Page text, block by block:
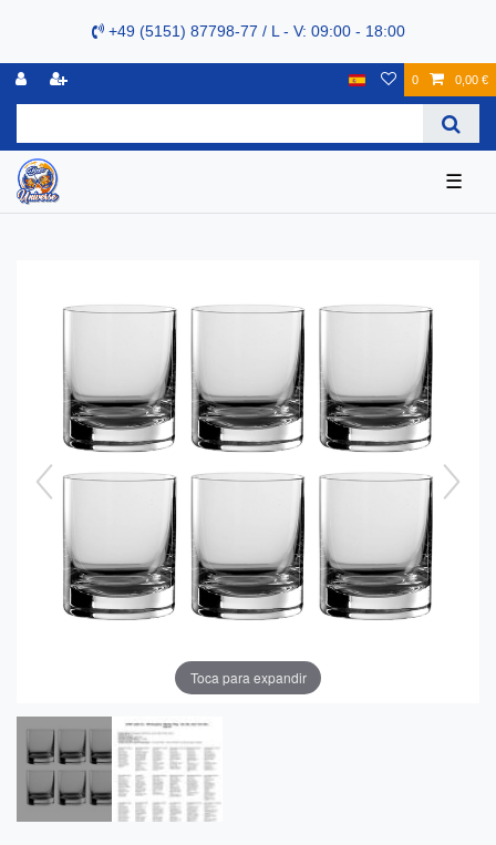
+49 (5151) 87798-77 / L - V: 09:00 - 18:00
0 0,00 €
☰
Toca para expandir